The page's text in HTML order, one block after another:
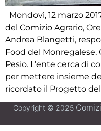
Mondovì, 12 marzo
del Comizio Agrario,
Andrea Blangetti,
Food del Monregalese,
Pesio. L’ente cerca di
per mettere insieme
ricordato il Progetto
Copyright © 2025